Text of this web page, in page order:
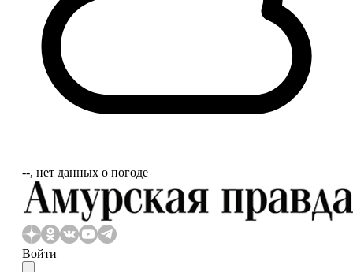
‐‐, нет данных о погоде
Войти